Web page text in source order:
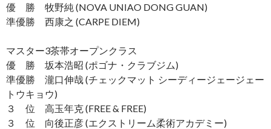
優 勝 牧野純 (NOVA UNIAO DONG GUAN)
準優勝 西康之 (CARPE DIEM)
マスター3茶帯オープンクラス
優 勝 坂本浩昭 (ポゴナ・クラブジム)
準優勝 瀧口伸哉 (チェックマット シーディージェージェー
トウキョウ)
３ 位 高玉年克 (FREE & FREE)
３ 位 向後正彦 (エクストリーム柔術アカデミー)